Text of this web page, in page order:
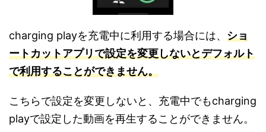
charging playを充電中に利用する場合には、 ショ
ートカットアプリで設定を変更しないとデフォルト
で利用することができません。
こちらで設定を変更しないと、充電中でもcharging
playで設定した動画を再生することができません。